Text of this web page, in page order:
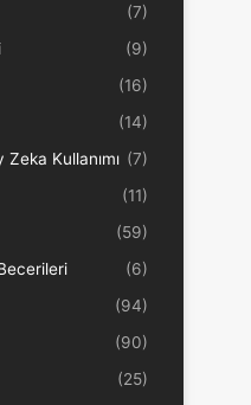
(7)
(9)
(16)
(14)
Kullanımı (7)
(11)
(59)
(6)
(94)
(90)
(25)